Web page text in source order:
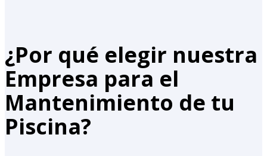
¿Por qué elegir nuestra
Empresa para el
Mantenimiento de tu
Piscina?